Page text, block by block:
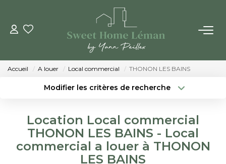
ACHETER
VENDRE
Accueil A louer Local commercial THONON LES BAINS
Modifier les critères de recherche
Surface min Budget max
Plus de critères Créer une alerte
Location Local commercial
THONON LES BAINS - Local
commercial a louer à THONON
LES BAINS